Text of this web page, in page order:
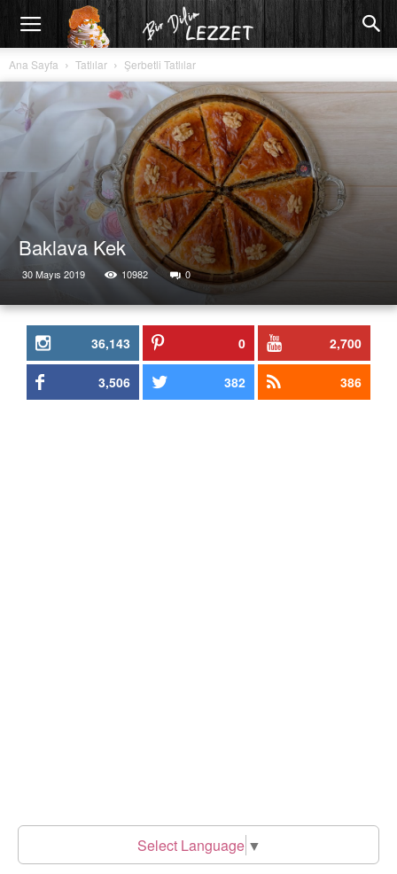
Ana Sayfa Tatlılar Şerbetli Tatlılar
Baklava Kek
30 Mayıs 2019 10982 0
36,143 0 2,700
3,506 382 386
Select Language ▼